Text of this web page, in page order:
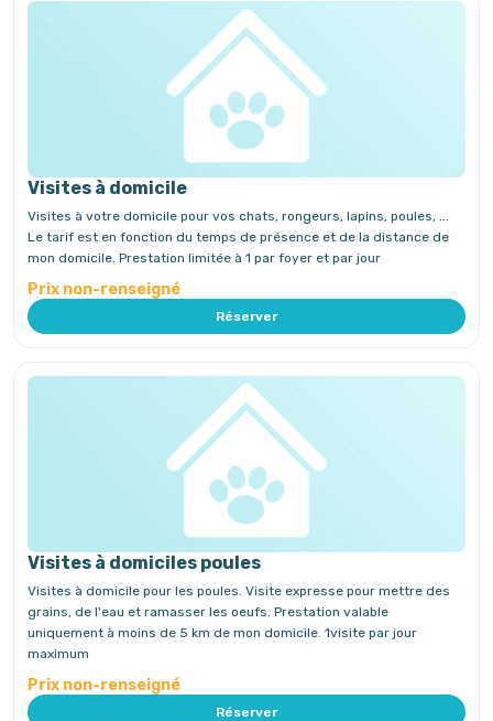
Visites à domicile
Visites à votre domicile pour vos chats, rongeurs, lapins, poules, ...
Le tarif est en fonction du temps de présence et de la distance de
mon domicile. Prestation limitée à 1 par foyer et par jour
Prix non-renseigné
Réserver
Visites à domiciles poules
Visites à domicile pour les poules. Visite expresse pour mettre des
grains, de l'eau et ramasser les oeufs. Prestation valable
uniquement à moins de 5 km de mon domicile. 1visite par jour
maximum
Prix non-renseigné
Réserver